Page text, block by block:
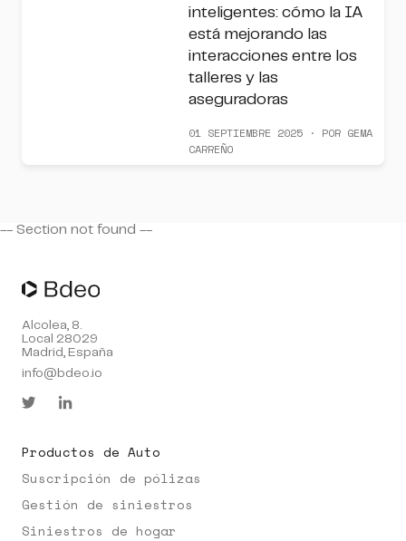
inteligentes: cómo la IA
está mejorando las
interacciones entre los
talleres y las
aseguradoras
01 SEPTIEMBRE 2025 · POR GEMA
CARREÑO
-- Section not found --
Alcolea, 8.
Local 28029
Madrid, España
info@bdeo.io
Productos de Auto
Suscripción de pólizas
Gestión de siniestros
Siniestros de hogar